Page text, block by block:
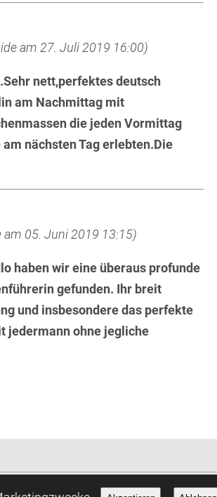
am 27. Juli 2019 16:00)
nett,perfektes deutsch
am Nachmittag mit
die jeden Vormittag
nächsten Tag erlebten.Die
05. Juni 2019 13:15)
haben wir eine überaus profunde
gefunden. Ihr breit
und insbesondere das perfekte
jedermann ohne jegliche
Tel. +372 56 49 65 67